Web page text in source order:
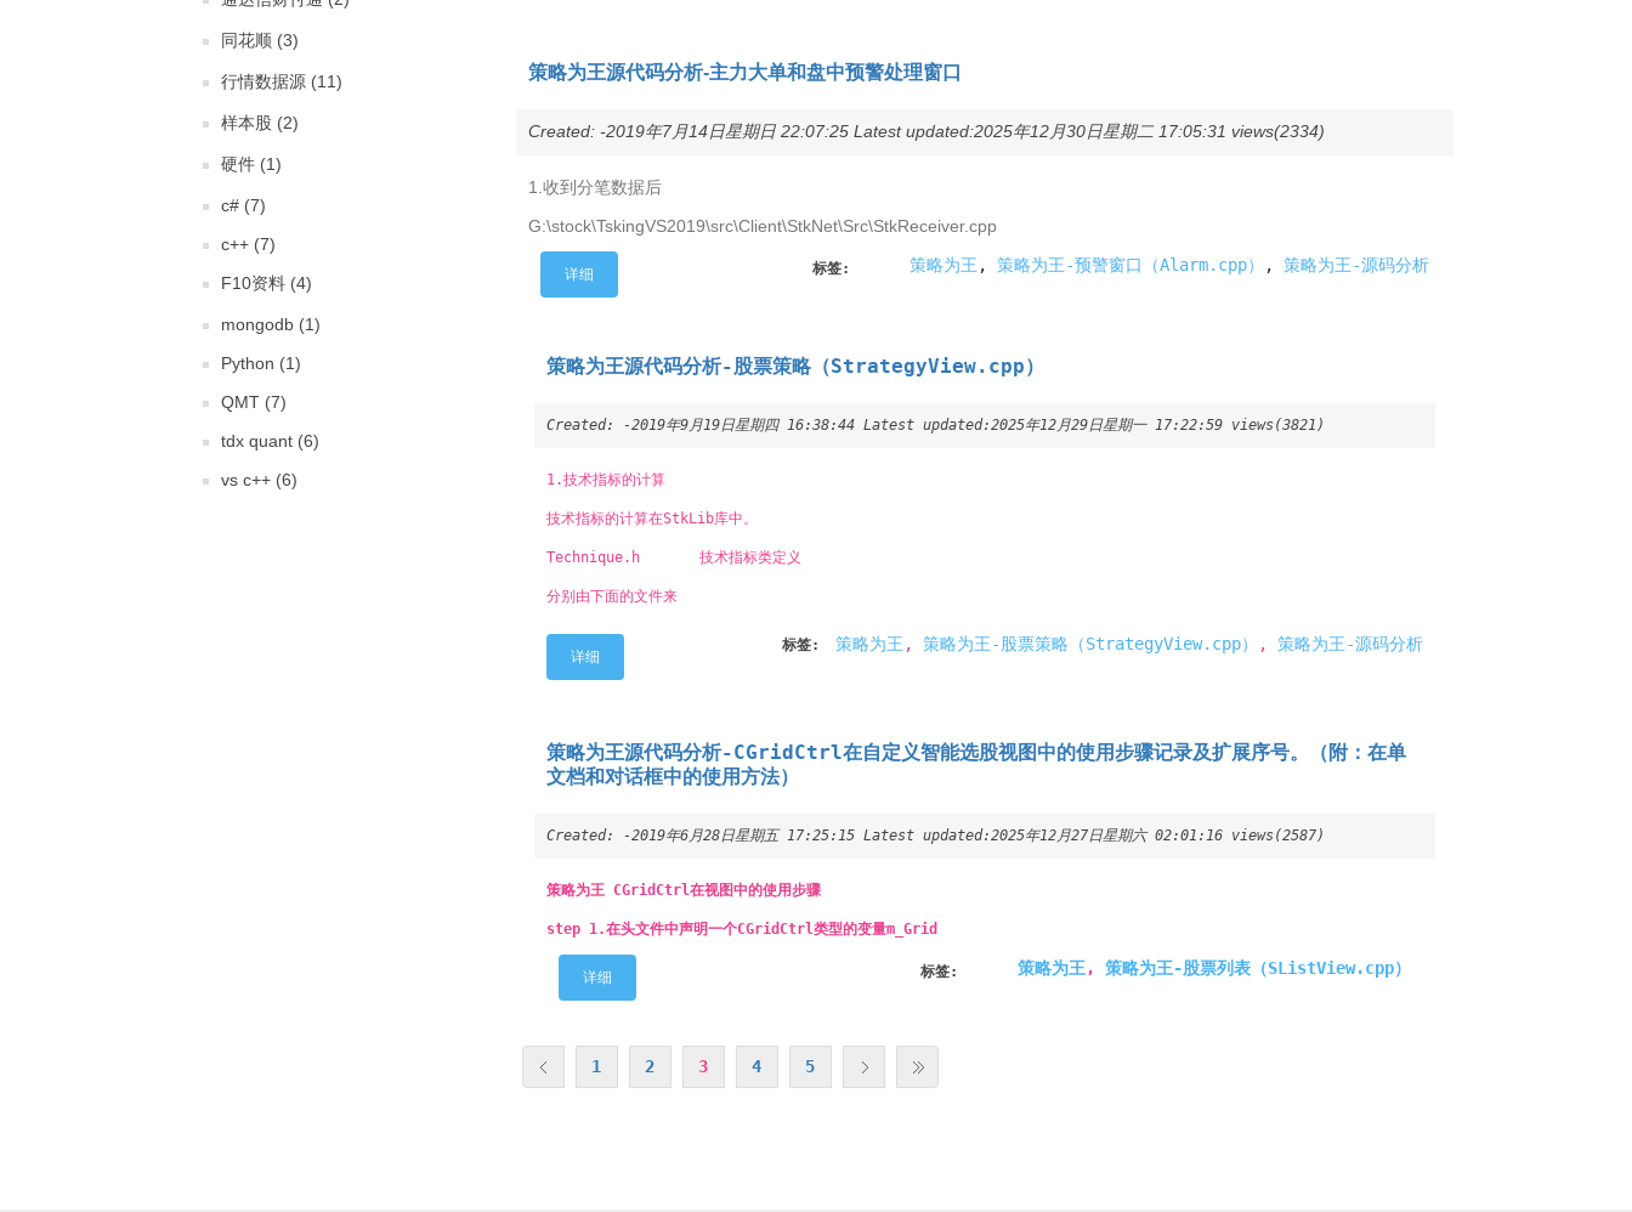
同花顺 (3)
行情数据源 (11)
样本股 (2)
硬件 (1)
c# (7)
c++ (7)
F10资料 (4)
mongodb (1)
Python (1)
QMT (7)
tdx quant (6)
vs c++ (6)
策略为王源代码分析-主力大单和盘中预警处理窗口
Created: -2019年7月14日星期日 22:07:25 Latest updated:2025年12月30日星期二 17:05:31 views(2334)
1.收到分笔数据后
G:\stock\TskingVS2019\src\Client\StkNet\Src\StkReceiver.cpp
标签: 策略为王 , 策略为王-预警窗口（Alarm.cpp） , 策略为王-源码分析
详细
策略为王源代码分析-股票策略（StrategyView.cpp）
Created: -2019年9月19日星期四 16:38:44 Latest updated:2025年12月29日星期一 17:22:59 views(3821)
1.技术指标的计算
技术指标的计算在StkLib库中。
Technique.h 技术指标类定义
分别由下面的文件来
标签: 策略为王 , 策略为王-股票策略（StrategyView.cpp） , 策略为王-源码分析
详细
策略为王源代码分析-CGridCtrl在自定义智能选股视图中的使用步骤记录及扩展序号。（附：在单
文档和对话框中的使用方法）
Created: -2019年6月28日星期五 17:25:15 Latest updated:2025年12月27日星期六 02:01:16 views(2587)
策略为王 CGridCtrl在视图中的使用步骤
step 1.在头文件中声明一个CGridCtrl类型的变量m_Grid
标签: 策略为王, 策略为王-股票列表（SListView.cpp）
详细
1 2 3 4 5